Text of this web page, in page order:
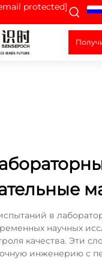
protected]
в
научных
качества. Эти
инженерию с